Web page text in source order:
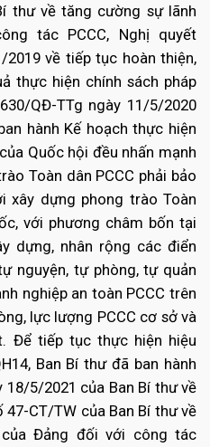
thư về tăng cường sự lãnh
tác PCCC, Nghị quyết
2019 về tiếp tục hoàn thiện,
thực hiện chính sách pháp
QĐ-TTg ngày 11/5/2020
hành Kế hoạch thực hiện
Quốc hội đều nhấn mạnh
Toàn dân PCCC phải bảo
xây dựng phong trào Toàn
với phương châm bốn tại
dựng, nhân rộng các điển
nguyện, tự phòng, tự quản
nghiệp an toàn PCCC trên
lực lượng PCCC cơ sở và
Để tiếp tục thực hiện hiệu
Ban Bí thư đã ban hành
18/5/2021 của Ban Bí thư về
CT/TW của Ban Bí thư về
Đảng đối với công tác